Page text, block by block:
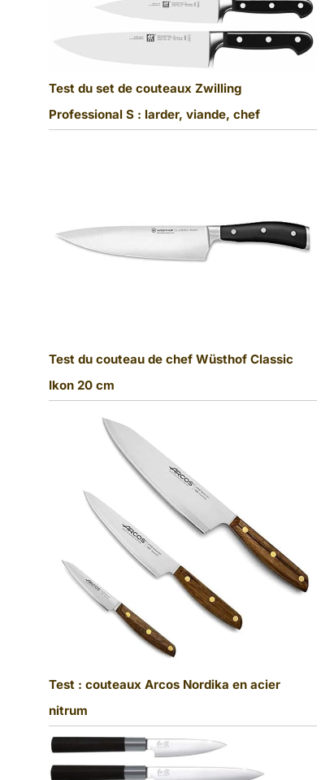
Test du set de couteaux Zwilling
Professional S : larder, viande, chef
Test du couteau de chef Wüsthof Classic
Ikon 20 cm
Test : couteaux Arcos Nordika en acier
nitrum